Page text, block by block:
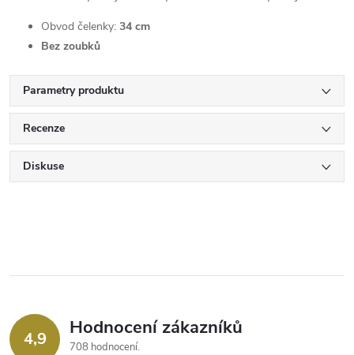
Obvod čelenky: 34 cm
Bez zoubků
Parametry produktu
Recenze
Diskuse
4,9 Hodnocení zákazníků
708 hodnocení